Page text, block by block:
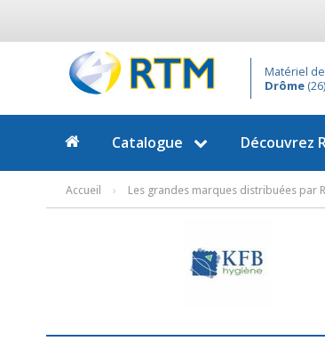
Matériel
Drôme
Catalogue Découvrez
Accueil › Les grandes marques distribuées par